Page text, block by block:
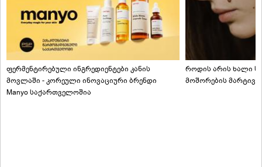
ფერმენტირებული ინგრედიენტები კანის
მოვლაში - კორეული ინოვაციური ბრენდი
Manyo საქართველოშია
როდის არის ხალი
მოშორების